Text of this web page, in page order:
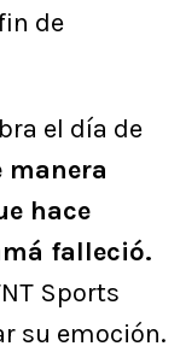
de
el día de
manera
hace
falleció.
Sports
su emoción.